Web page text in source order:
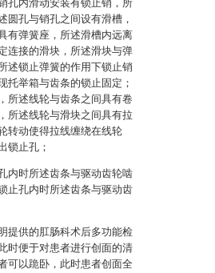
孔内滑动安装有锁止销，所
圆孔与销孔之间设有滑槽，
有弹簧座，所述滑槽内远离
连接的滑块，所述滑块与弹
述锁止弹簧的作用下锁止销
托举箱与齿条的锁止固定；
所述线轮与齿条之间具有卷
所述线轮与滑块之间具有拉
转动使得拉线缠绕在线轮
锁止孔；
内时所述齿条与驱动齿轮啮
止孔内时所述齿条与驱动齿
提供的肛肠科术后多功能检
时便于对患者进行创面的清
可以跪卧，此时患者创面全